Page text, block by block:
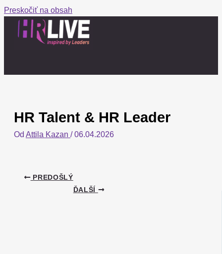
Preskočiť na obsah
HR Talent & HR Leader
Od Attila Kazan /06.04.2026
PREDOŠLÝ
ĎALŠÍ